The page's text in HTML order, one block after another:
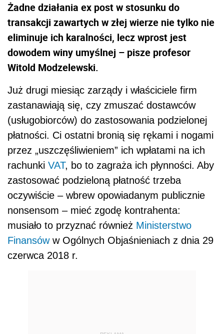
Żadne działania ex post w stosunku do
transakcji zawartych w złej wierze nie tylko nie
eliminuje ich karalności, lecz wprost jest
dowodem winy umyślnej – pisze profesor
Witold Modzelewski.
Już drugi miesiąc zarządy i właściciele firm
zastanawiają się, czy zmuszać dostawców
(usługobiorców) do zastosowania podzielonej
płatności. Ci ostatni bronią się rękami i nogami
przez „uszczęśliwieniem” ich wpłatami na ich
rachunki VAT, bo to zagraża ich płynności. Aby
zastosować podzieloną płatność trzeba
oczywiście – wbrew opowiadanym publicznie
nonsensom – mieć zgodę kontrahenta:
musiało to przyznać również Ministerstwo
Finansóww Ogólnych Objaśnieniach z dnia 29
czerwca 2018 r.